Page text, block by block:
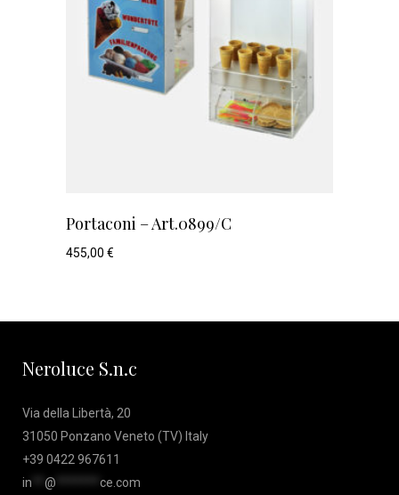
Portaconi – Art.0899/C
455,00 €
Neroluce S.n.c
Via della Libertà, 20
31050 Ponzano Veneto (TV) Italy
+39 0422 967611
in
@ ce.com